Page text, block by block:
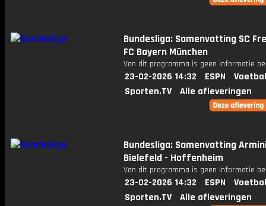
Bundesliga: Samenvatting SC
FC Bayern München
Van dit programma is geen informatie
23-02-2026 14:32 ESPN
Sporten.TV
Alle afleveringen
Bundesliga: Samenvatting
Bielefeld - Hoffenheim
Van dit programma is geen informatie
23-02-2026 14:32 ESPN
Sporten.TV
Alle afleveringen